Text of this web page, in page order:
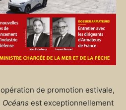
de promotion estivale,
est exceptionnellement